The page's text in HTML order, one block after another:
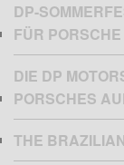
DP-
FÜR
DIE DP
PORSCHES
THE